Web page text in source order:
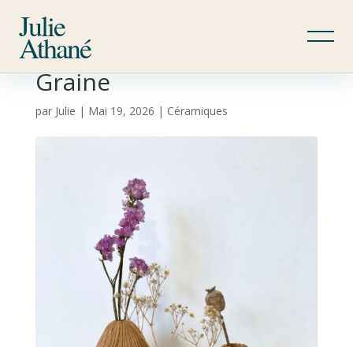
Julie
Athané
Graine
par Julie | Mai 19, 2026 | Céramiques